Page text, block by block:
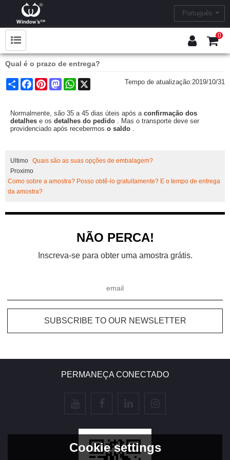
Português
0
Qual é o prazo de entrega?
ShareFacebookPinterestMastodonWhatsApp Tempo de atualização:2019/10/31
Normalmente, são 35 a 45 dias úteis após a confirmação dos
detalhes e os detalhes do pedido . Mas o transporte deve ser
providenciado após recebermos o saldo
Ultimo Quais são as suas opções de embalagem?
Proximo
Como sobre a amostra? Posso obtê-lo gratuitamente? E o tempo de entrega
da amostra?
NÃO PERCA!
Inscreva-se para obter uma amostra grátis.
PERMANEÇA CONECTADO
Cookie settings